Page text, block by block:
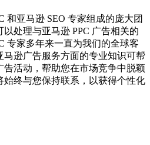
和亚马逊 SEO 专家组成的庞大团
处理与亚马逊 PPC 广告相关的
专家多年来一直为我们的全球客
马逊广告服务方面的专业知识可帮
告活动，帮助您在市场竞争中脱颖
终与您保持联系，以获得个性化